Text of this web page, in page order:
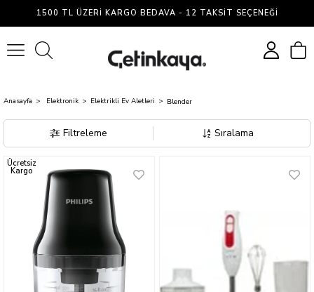
1500 TL ÜZERI KARGO BEDAVA - 12 TAKSIT SEÇENEĞI
Anasayfa Elektronik Elektrikli Ev Aletleri Blender
Filtreleme Sıralama
Ücretsiz
Kargo
Blender